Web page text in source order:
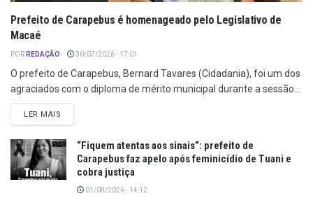
Prefeito de Carapebus é homenageado pelo Legislativo de
Macaé
POR REDAÇÃO 30/07/2026 - 17:01
O prefeito de Carapebus, Bernard Tavares (Cidadania), foi um dos
agraciados com o diploma de mérito municipal durante a sessão...
LER MAIS
“Fiquem atentas aos sinais”: prefeito de
Carapebus faz apelo após feminicídio de Tuani e
cobra justiça
01/08/2026 - 14:12